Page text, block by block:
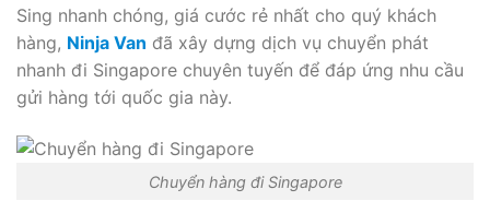
Sing nhanh chóng, giá cước rẻ nhất cho quý khách
hàng, Ninja Van đã xây dựng dịch vụ chuyển phát
nhanh đi Singapore chuyên tuyến để đáp ứng nhu cầu
gửi hàng tới quốc gia này.
Chuyển hàng đi Singapore